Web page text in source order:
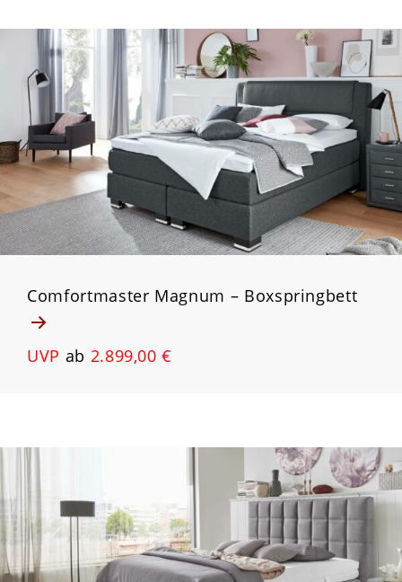
Comfortmaster Magnum – Boxspringbett
UVP ab 2.899,00 €